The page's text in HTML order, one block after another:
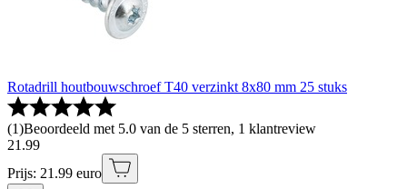
Rotadrill houtbouwschroef T40 verzinkt 8x80 mm 25 stuks
(1)Beoordeeld met 5.0 van de 5 sterren, 1 klantreview
21 .99
Prijs: 21.99 euro